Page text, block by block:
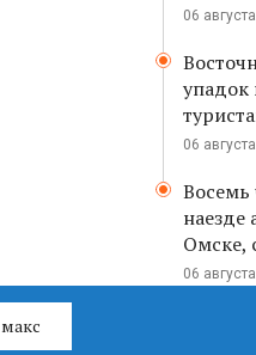
06
упадок
06
Восемь
наезде
Омске,
06
макс